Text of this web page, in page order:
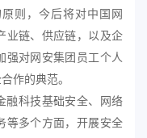
则，今后将对中国网
业链、供应链，以及企
强对网安集团员工个人
作的典范。
融科技基础安全、网络
等多个方面，开展安全